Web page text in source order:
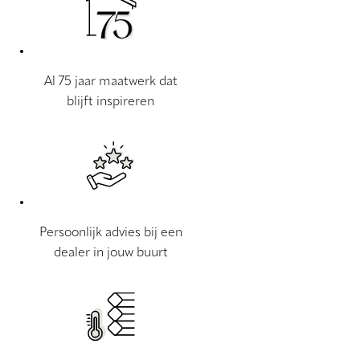
Al 75 jaar maatwerk dat
blijft inspireren
Persoonlijk advies bij een
dealer in jouw buurt